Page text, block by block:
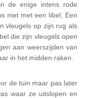
de enige intens rode
niet met een libel. Een
vleugels op zijn rug als
die zijn vleugels open
aan weerszijden van
in het midden raken.
de tuin maar pas later
waar ze uitslopen en